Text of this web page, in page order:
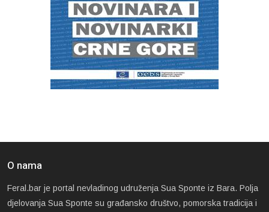
O nama
Feral.bar je portal nevladinog udruženja Sua Sponte iz Bara. Polja
djelovanja Sua Sponte su građansko društvo, pomorska tradicija i